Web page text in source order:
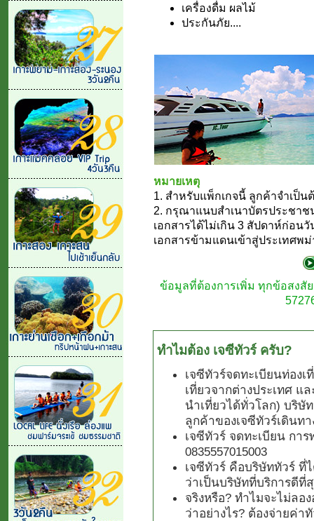
เครื่องดื่ม ผลไม้
ประกันภัย....
หมายเหตุ
1. สำหรับแพ็กเกจนี้ ลูกค้าจำเป็น
2. กรุณาแนบสำเนาบัตรประชา
เอกสารได้ไม่เกิน 3 สัปดาห์ก่อน
เอกสารข้ามแดนเข้าสู่ประเทศพ
ข้อมูลที่ต้องการเพิ่ม ทุกข้อสงสั
ทำไมต้อง เจซีทัวร์ ครับ?
เจซีทัวร์จดทะเบียนท่องเ
เที่ยวจากต่างประเทศ แ
นำเที่ยวได้ทั่วโลก) บริษั
ลูกค้าของเจซีทัวร์เดินทา
เจซีทัวร์ จดทะเบียน กา
0835557015003
เจซีทัวร์ คือบริษัททัวร์ ที่
ว่าเป็นบริษัทที่บริการดีที่
จริงหรือ? ทำไมจะไม่ลอ
ว่าอย่างไร? ต้องจ่ายค่